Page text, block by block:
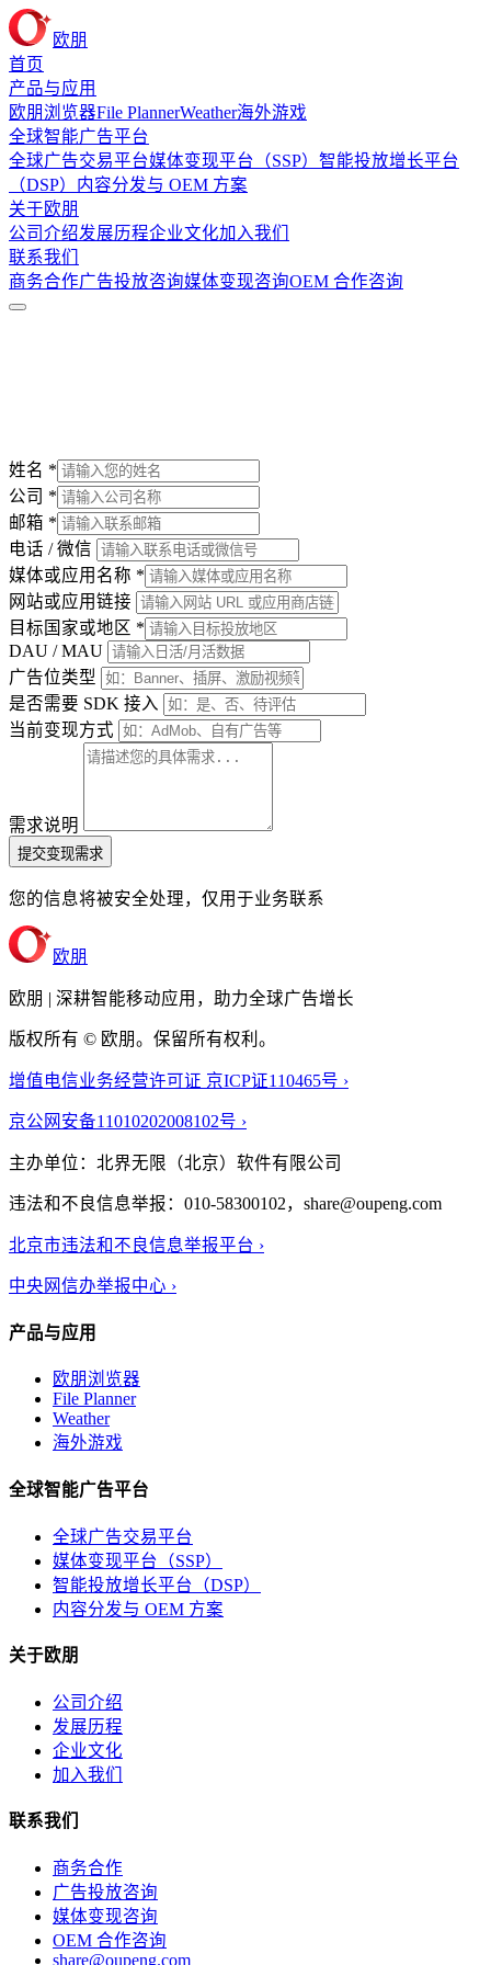
欧朋
首页
产品与应用
欧朋浏览器File PlannerWeather海外游戏
全球智能广告平台
全球广告交易平台媒体变现平台（SSP） 智能投放增长平台
（DSP） 内容分发与 OEM 方案
关于欧朋
公司介绍发展历程企业文化加入我们
联系我们
商务合作广告投放咨询媒体变现咨询OEM 合作咨询
姓名 *
公司 *
邮箱 *
电话 / 微信
媒体或应用名称 *
网站或应用链接
目标国家或地区 *
DAU / MAU
广告位类型
是否需要 SDK 接入
当前变现方式
需求说明
提交变现需求
您的信息将被安全处理，仅用于业务联系
欧朋
欧朋 | 深耕智能移动应用，助力全球广告增长
版权所有 © 欧朋。保留所有权利。
增值电信业务经营许可证 京ICP证110465号 ›
京公网安备11010202008102号 ›
主办单位：北界无限（北京）软件有限公司
违法和不良信息举报：010-58300102，share@oupeng.com
北京市违法和不良信息举报平台 ›
中央网信办举报中心 ›
产品与应用
欧朋浏览器
File Planner
Weather
海外游戏
全球智能广告平台
全球广告交易平台
媒体变现平台（SSP）
智能投放增长平台（DSP）
内容分发与 OEM 方案
关于欧朋
公司介绍
发展历程
企业文化
加入我们
联系我们
商务合作
广告投放咨询
媒体变现咨询
OEM 合作咨询
share@oupeng.com